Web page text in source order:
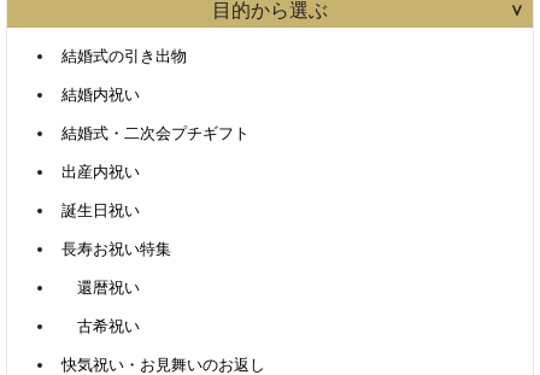
目的から選ぶ
結婚式の引き出物
結婚内祝い
結婚式・二次会プチギフト
出産内祝い
誕生日祝い
長寿お祝い特集
還暦祝い
古希祝い
快気祝い・お見舞いのお返し